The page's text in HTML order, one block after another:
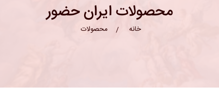
محصولات ایران حضور
خانه محصولات